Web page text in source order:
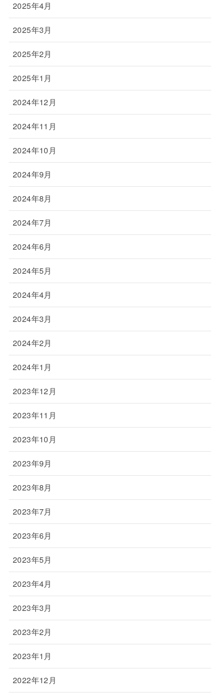
2025年4月
2025年3月
2025年2月
2025年1月
2024年12月
2024年11月
2024年10月
2024年9月
2024年8月
2024年7月
2024年6月
2024年5月
2024年4月
2024年3月
2024年2月
2024年1月
2023年12月
2023年11月
2023年10月
2023年9月
2023年8月
2023年7月
2023年6月
2023年5月
2023年4月
2023年3月
2023年2月
2023年1月
2022年12月